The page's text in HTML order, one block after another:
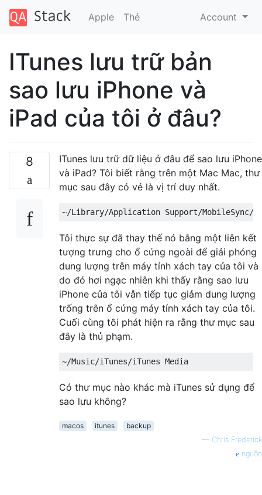
Apple Thẻ Account
ITunes lưu trữ bản
sao lưu iPhone và
iPad của tôi ở đâu?
8
ITunes lưu trữ dữ liệu ở đâu để sao lưu iPhone
và iPad? Tôi biết rằng trên một Mac Mac, thư
mục sau đây có vẻ là vị trí duy nhất.
Tôi thực sự đã thay thế nó bằng một liên kết
tượng trưng cho ổ cứng ngoài để giải phóng
dung lượng trên máy tính xách tay của tôi và
do đó hơi ngạc nhiên khi thấy rằng sao lưu
iPhone của tôi vẫn tiếp tục giảm dung lượng
trống trên ổ cứng máy tính xách tay của tôi.
Cuối cùng tôi phát hiện ra rằng thư mục sau
đây là thủ phạm.
Có thư mục nào khác mà iTunes sử dụng để
sao lưu không?
macos itunes
backup
— Chris Frederick
nguồn